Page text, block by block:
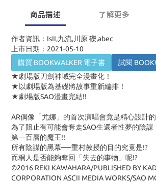
商品描述 了解更多
作者資訊：IsII,九流,川原 礫,abec
上市日期：2021-05-10
購買 BOOKWALKER 電子書
試閱
★劇場版刀劍神域完全漫畫化！
★以劇場版為基礎將故事重新編排！
★劇場版SAO漫畫完結!!
AR偶像「尤娜」的首次演唱會竟是精心設計
為了阻止有可能會奪走SAO生還者性夢的陰謀
第一百層的魔王!!
所有陰謀的黑幕──重村教授的目的究竟是!?
而桐人是否能夠奪回「失去的事物」呢!?
©2016 REKI KAWAHARA/PUBLISHED BY
CORPORATION ASCII MEDIA WORKS/SAO